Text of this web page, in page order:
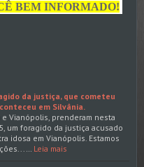
BEM INFORMADO!
da justiça, que cometeu
em Silvânia.
Vianópolis, prenderam nesta
um foragido da justiça acusado
idosa em Vianópolis. Estamos
Leia mais